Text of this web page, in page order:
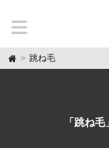
H
o
跳ね毛
「跳ね